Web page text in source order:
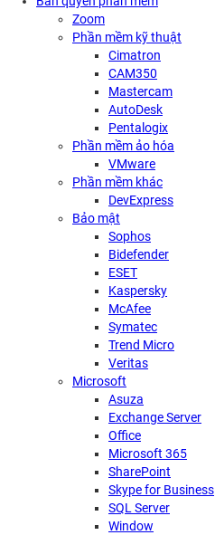
Zoom
Phần mềm kỹ thuật
Cimatron
CAM350
Mastercam
AutoDesk
Pentalogix
Phần mềm ảo hóa
VMware
Phần mềm khác
DevExpress
Bảo mật
Sophos
Bidefender
ESET
Kaspersky
McAfee
Symatec
Trend Micro
Veritas
Microsoft
Asuza
Exchange Server
Office
Microsoft 365
SharePoint
Skype for Business
SQL Server
Window